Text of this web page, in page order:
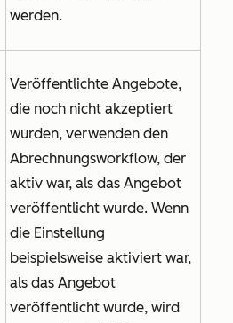
werden.
Veröffentlichte Angebote,
die noch nicht akzeptiert
wurden, verwenden den
Abrechnungsworkflow, der
aktiv war, als das Angebot
veröffentlicht wurde. Wenn
die Einstellung
beispielsweise aktiviert war,
als das Angebot
veröffentlicht wurde, wird